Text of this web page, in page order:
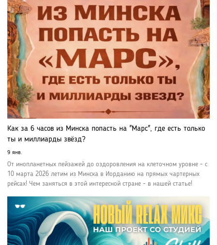
Как за 6 часов из Минска попасть на "Марс", где есть только
ты и миллиарды звёзд?
9 янв.
От инопланетных пейзажей до оздоровления на клеточном уровне - с
10 марта 2026 летим из Минска в Иорданию на прямых чартерных
рейсах! Чем заняться в этой интересной стране - в нашей статье!